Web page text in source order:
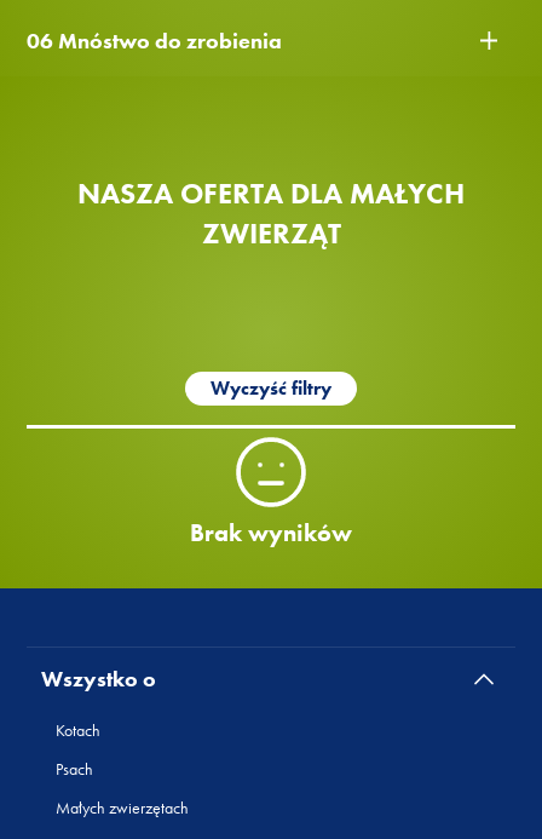
06 Mnóstwo do zrobienia
NASZA OFERTA DLA MAŁYCH
ZWIERZĄT
Wyczyść filtry
Brak wyników
Wszystko o
Kotach
Psach
Małych zwierzętach